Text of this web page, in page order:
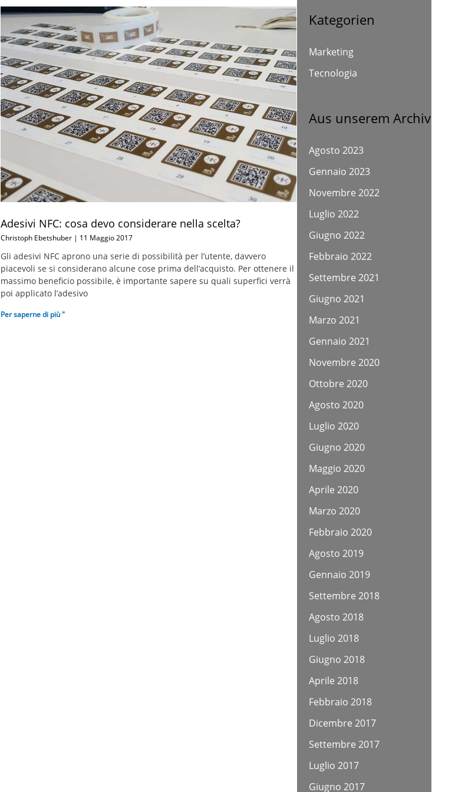
Adesivi NFC: cosa devo considerare nella scelta?
Christoph Ebetshuber 11 Maggio 2017
Gli adesivi NFC aprono una serie di possibilità per l’utente, davvero
piacevoli se si considerano alcune cose prima dell’acquisto. Per ottenere il
massimo beneficio possibile, è importante sapere su quali superfici verrà
poi applicato l’adesivo
Per saperne di più "
Kategorien
Marketing
Tecnologia
Aus unserem Archiv
Agosto 2023
Gennaio 2023
Novembre 2022
Luglio 2022
Giugno 2022
Febbraio 2022
Settembre 2021
Giugno 2021
Marzo 2021
Gennaio 2021
Novembre 2020
Ottobre 2020
Agosto 2020
Luglio 2020
Giugno 2020
Maggio 2020
Aprile 2020
Marzo 2020
Febbraio 2020
Agosto 2019
Gennaio 2019
Settembre 2018
Agosto 2018
Luglio 2018
Giugno 2018
Aprile 2018
Febbraio 2018
Dicembre 2017
Settembre 2017
Luglio 2017
Giugno 2017